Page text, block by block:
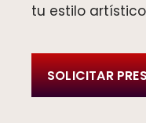
tu estilo
SOLICITAR